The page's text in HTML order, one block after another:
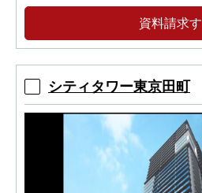
ワーレジデンス。
ホテルライクな内廊下設
資料請求
シティタワー東京田町